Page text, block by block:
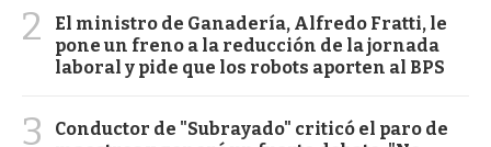
2
El ministro de Ganadería, Alfredo Fratti, le
pone un freno a la reducción de la jornada
laboral y pide que los robots aporten al BPS
3
Conductor de "Subrayado" criticó el paro de